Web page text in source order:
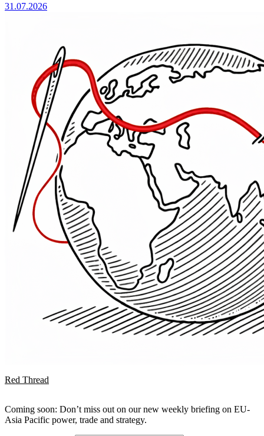
31.07.2026
Red Thread
Coming soon: Don’t miss out on our new weekly briefing on EU-
Asia Pacific power, trade and strategy.